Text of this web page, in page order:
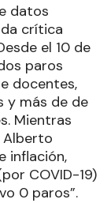
datos
crítica
el 10 de
paros
docentes,
y más de de
Mientras
Alberto
inflación,
COVID-19)
0 paros”.